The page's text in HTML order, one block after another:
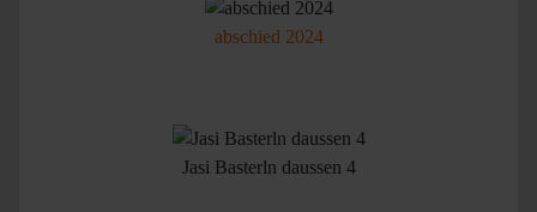
abschied 2024
Jasi Basterln daussen 4